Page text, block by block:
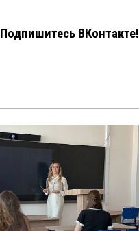
Подпишитесь ВКонтакте!